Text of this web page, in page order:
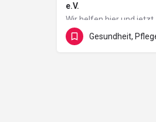
e.V.
Wir helfen hier und jetzt
Kassel